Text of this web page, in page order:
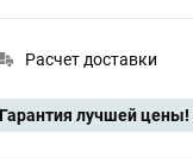
Расчет доставки
Гарантия лучшей цены!